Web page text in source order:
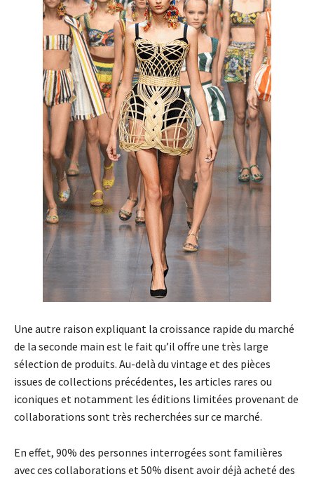
Une autre raison expliquant la croissance rapide du marché
de la seconde main est le fait qu’il offre une très large
sélection de produits. Au-delà du vintage et des pièces
issues de collections précédentes, les articles rares ou
iconiques et notamment les éditions limitées provenant de
collaborations sont très recherchées sur ce marché.
En effet, 90% des personnes interrogées sont familières
avec ces collaborations et 50% disent avoir déjà acheté des